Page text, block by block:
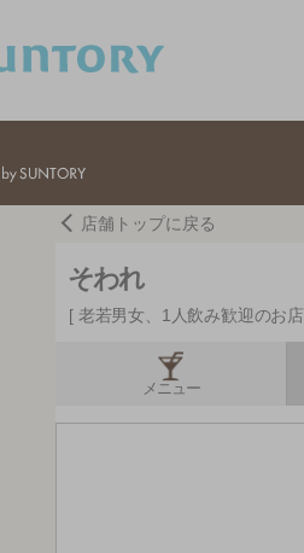
店舗トップに戻る
そわれ
老若男女、1人飲み歓迎のお店
メニュー